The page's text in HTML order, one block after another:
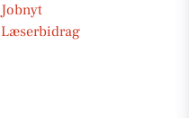
Jobnyt
Læserbidrag